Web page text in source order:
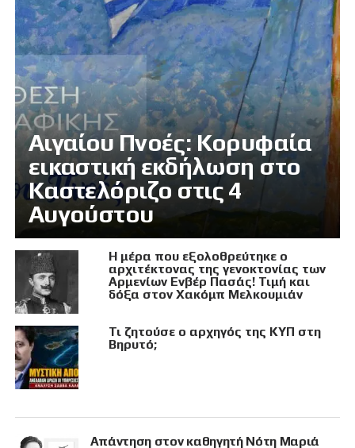
Αιγαίου Πνοές: Κορυφαία
εικαστική εκδήλωση στο
Καστελόριζο στις 4
Αυγούστου
Η μέρα που εξολοθρεύτηκε ο
αρχιτέκτονας της γενοκτονίας των
Αρμενίων Ενβέρ Πασάς! Τιμή και
δόξα στον Χακόμπ Μελκουμιάν
Τι ζητούσε ο αρχηγός της ΚΥΠ στη
Βηρυτό;
Απάντηση στον καθηγητή Νότη Μαριά